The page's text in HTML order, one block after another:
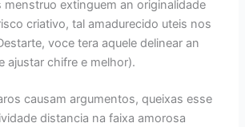
menstruo extinguem an originalidade
criativo, tal amadurecido uteis nos
voce tera aquele delinear an
ajustar chifre e melhor).
causam argumentos, queixas esse
distancia na faixa amorosa